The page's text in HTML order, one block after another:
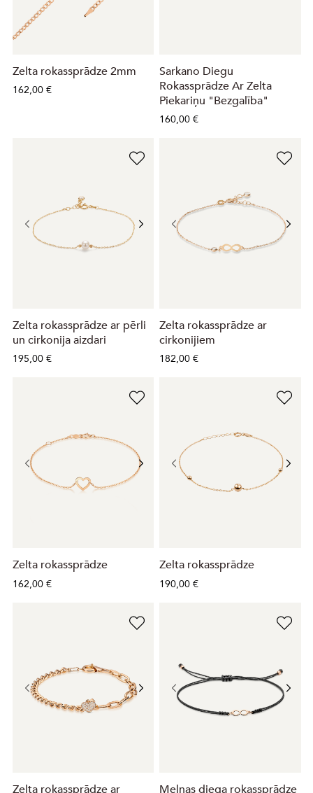
Zelta rokassprādze 2mm
162,00 €
Sarkano Diegu
Rokassprādze Ar Zelta
Piekariņu "Bezgalība"
160,00 €
Zelta rokassprādze ar pērli
un cirkonija aizdari
195,00 €
Zelta rokassprādze ar
cirkonijiem
182,00 €
Zelta rokassprādze
162,00 €
Zelta rokassprādze
190,00 €
Zelta rokassprādze ar Melnas diega rokassprādze